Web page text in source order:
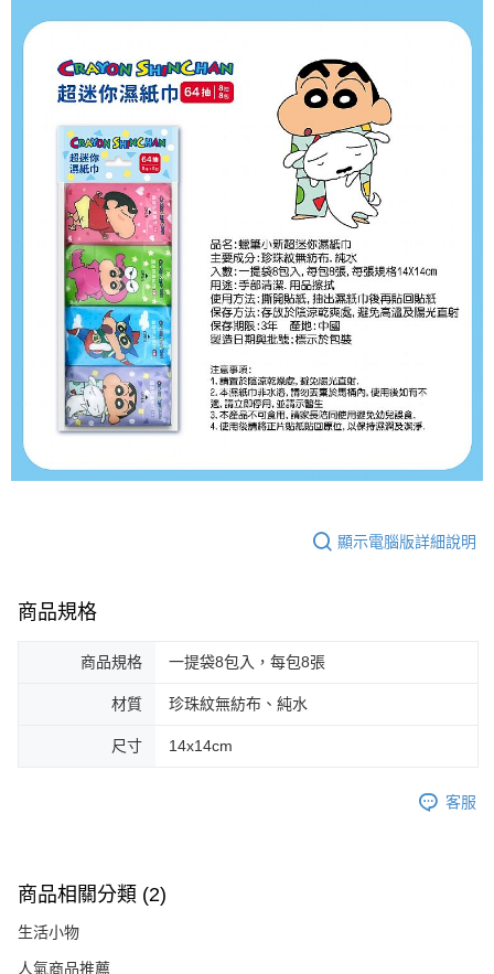
顯示電腦版詳細說明
商品規格
商品規格 一提袋8包入，每包8張
材質 珍珠紋無紡布、純水
尺寸 14x14cm
客服
商品相關分類 (2)
生活小物
人氣商品推薦